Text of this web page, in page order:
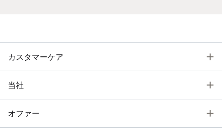
カスタマーケア
当社
オファー